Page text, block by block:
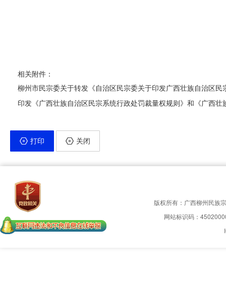
相关附件：
柳州市民宗委关于转发《自治区民宗委关于印发广西壮族自治区
印发《广西壮族自治区民宗系统行政处罚裁量权规则》和《广西
打印 关闭
版权所有：广西柳州民族
网站标识码：